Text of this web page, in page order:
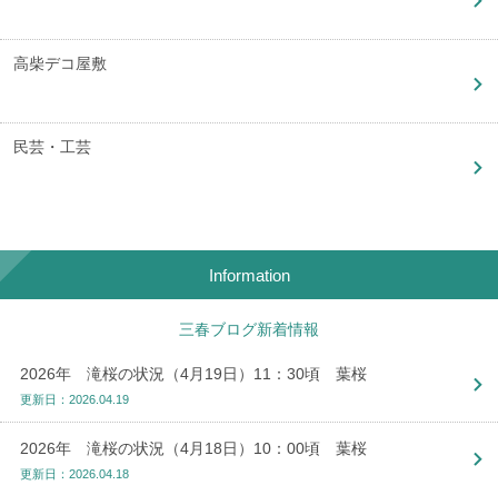
高柴デコ屋敷
民芸・工芸
Information
三春ブログ新着情報
2026年 滝桜の状況（4月19日）11：30頃 葉桜
更新日：2026.04.19
2026年 滝桜の状況（4月18日）10：00頃 葉桜
更新日：2026.04.18